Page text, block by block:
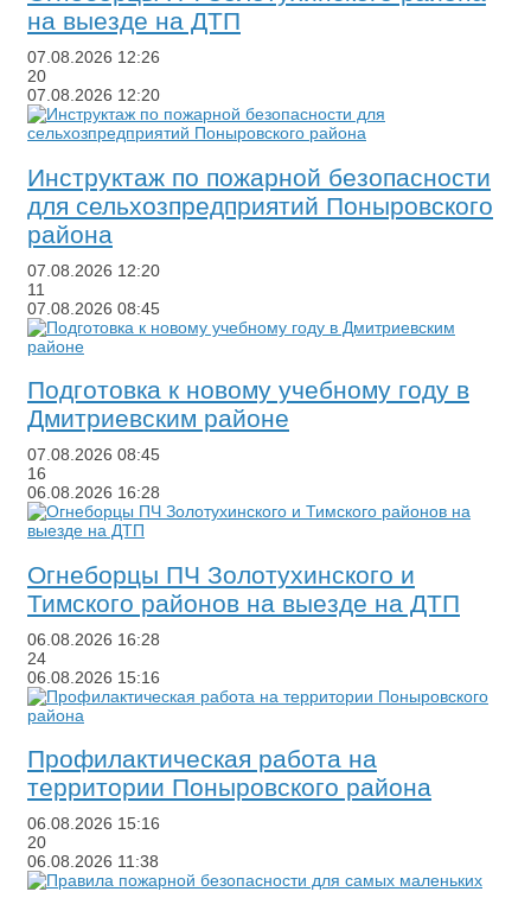
на выезде на ДТП
07.08.2026 12:26
20
07.08.2026 12:20
​Инструктаж по пожарной безопасности
для сельхозпредприятий Поныровского
района
07.08.2026 12:20
11
07.08.2026 08:45
​Подготовка к новому учебному году в
Дмитриевским районе
07.08.2026 08:45
16
06.08.2026 16:28
​Огнеборцы ПЧ Золотухинского и
Тимского районов на выезде на ДТП
06.08.2026 16:28
24
06.08.2026 15:16
Профилактическая работа на
территории Поныровского района
06.08.2026 15:16
20
06.08.2026 11:38